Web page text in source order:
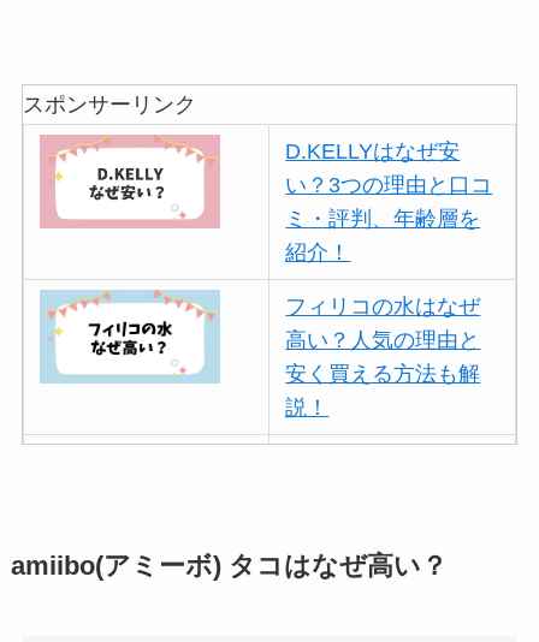
スポンサーリンク
D.KELLYはなぜ安
い？3つの理由と口コ
ミ・評判、年齢層を
紹介！
フィリコの水はなぜ
高い？人気の理由と
安く買える方法も解
説！
を紹介！
amiibo(アミーボ) タコはなぜ高い？